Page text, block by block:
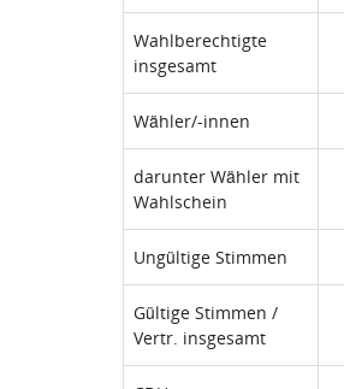
Wahlberechtigte
insgesamt
Wähler/-innen
darunter Wähler mit
Wahlschein
Ungültige Stimmen
Gültige Stimmen /
Vertr. insgesamt